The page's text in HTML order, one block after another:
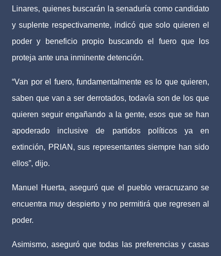
Linares, quienes buscarán la senaduría como candidato
y suplente respectivamente, indicó que solo quieren el
poder y beneficio propio buscando el fuero que los
proteja ante una inminente detención.
“Van por el fuero, fundamentalmente es lo que quieren,
saben que van a ser derrotados, todavía son de los que
quieren seguir engañando a la gente, esos que se han
apoderado inclusive de partidos políticos ya en
extinción, PRIAN, sus representantes siempre han sido
ellos”, dijo.
Manuel Huerta, aseguró que el pueblo veracruzano se
encuentra muy despierto y no permitirá que regresen al
poder.
Asimismo, aseguró que todas las preferencias y casas